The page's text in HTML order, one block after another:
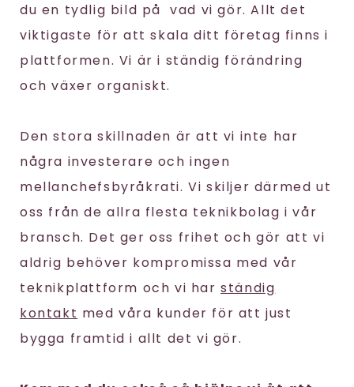
du en tydlig bild på vad vi gör. Allt det
viktigaste för att skala ditt företag finns i
plattformen. Vi är i ständig förändring
och växer organiskt.
Den stora skillnaden är att vi inte har
några investerare och ingen
mellanchefsbyråkrati. Vi skiljer därmed ut
oss från de allra flesta teknikbolag i vår
bransch. Det ger oss frihet och gör att vi
aldrig behöver kompromissa med vår
teknikplattform och vi harständig
kontakt med våra kunder för att just
bygga framtid i allt det vi gör.